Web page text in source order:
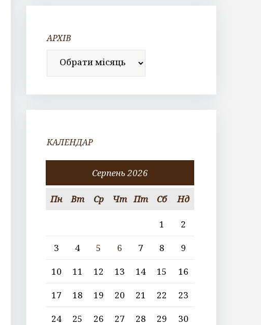
АРХІВ
Архів
КАЛЕНДАР
Серпень 2026
Пн Вт Ср Чт Пт Сб Нд
1
2
3
4 5 6 7 8
9
10
11 12 13 14 15
16
17
18 19 20 21 22
23
24
25 26 27 28 29
30